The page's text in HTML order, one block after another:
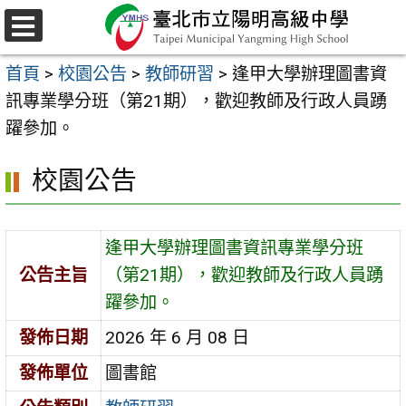
跳
至
主
要
內
區
選
單
首頁 > 校園公告 > 教師研習 > 逢甲大學辦理圖書資
訊專業學分班（第21期），歡迎教師及行政人員踴
躍參加。
校園公告
公告主旨
逢甲大學辦理圖書資訊專業學分班
（第21期），歡迎教師及行政人員踴
躍參加。
發佈日期
2026 年 6 月 08 日
發佈單位
圖書館